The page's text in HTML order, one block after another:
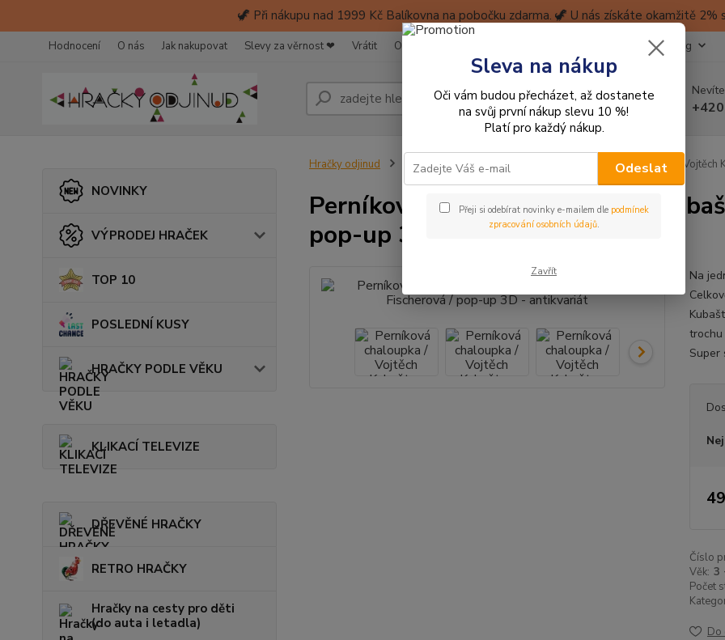
🦖 Při nákupu nad 1999 Kč Balíkovna na pobočku zdarma. 🦖 U nás získáte okamžitě 2%
Hodnocení O nás Jak nakupovat Slevy za věrnost ❤ Vrátit Obchodní podmínky Kontakty Blog
Hledat
NOVINKY
VÝPRODEJ HRAČEK
TOP 10
POSLEDNÍ KUSY
HRAČKY PODLE VĚKU
KLIKACÍ TELEVIZE
DŘEVĚNÉ HRAČKY
RETRO HRAČKY
Hračky na cesty pro děti
(do auta i letadla)
Hračky odjinud Knihy, časopisy a sešity pro děti Perníková chaloupka /
Perníková chaloupka / Vojtěch
pop-up 3D - antikvariát
Na
trochu
Super
Číslo
Věk: 3
Počet
Do
Sleva na nákup
Oči vám budou přecházet, až dostanete
na svůj první nákup slevu 10 %!
Platí pro každý nákup.
Odeslat
Přeji si odebírat novinky e-mailem dle podmínek
zpracování osobních údajů.
Zavřít